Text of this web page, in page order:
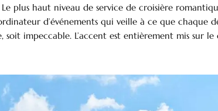
plus haut niveau de service de croisière
d’événements qui veille à ce que chaque
soit impeccable. L’accent est entièrement mis sur